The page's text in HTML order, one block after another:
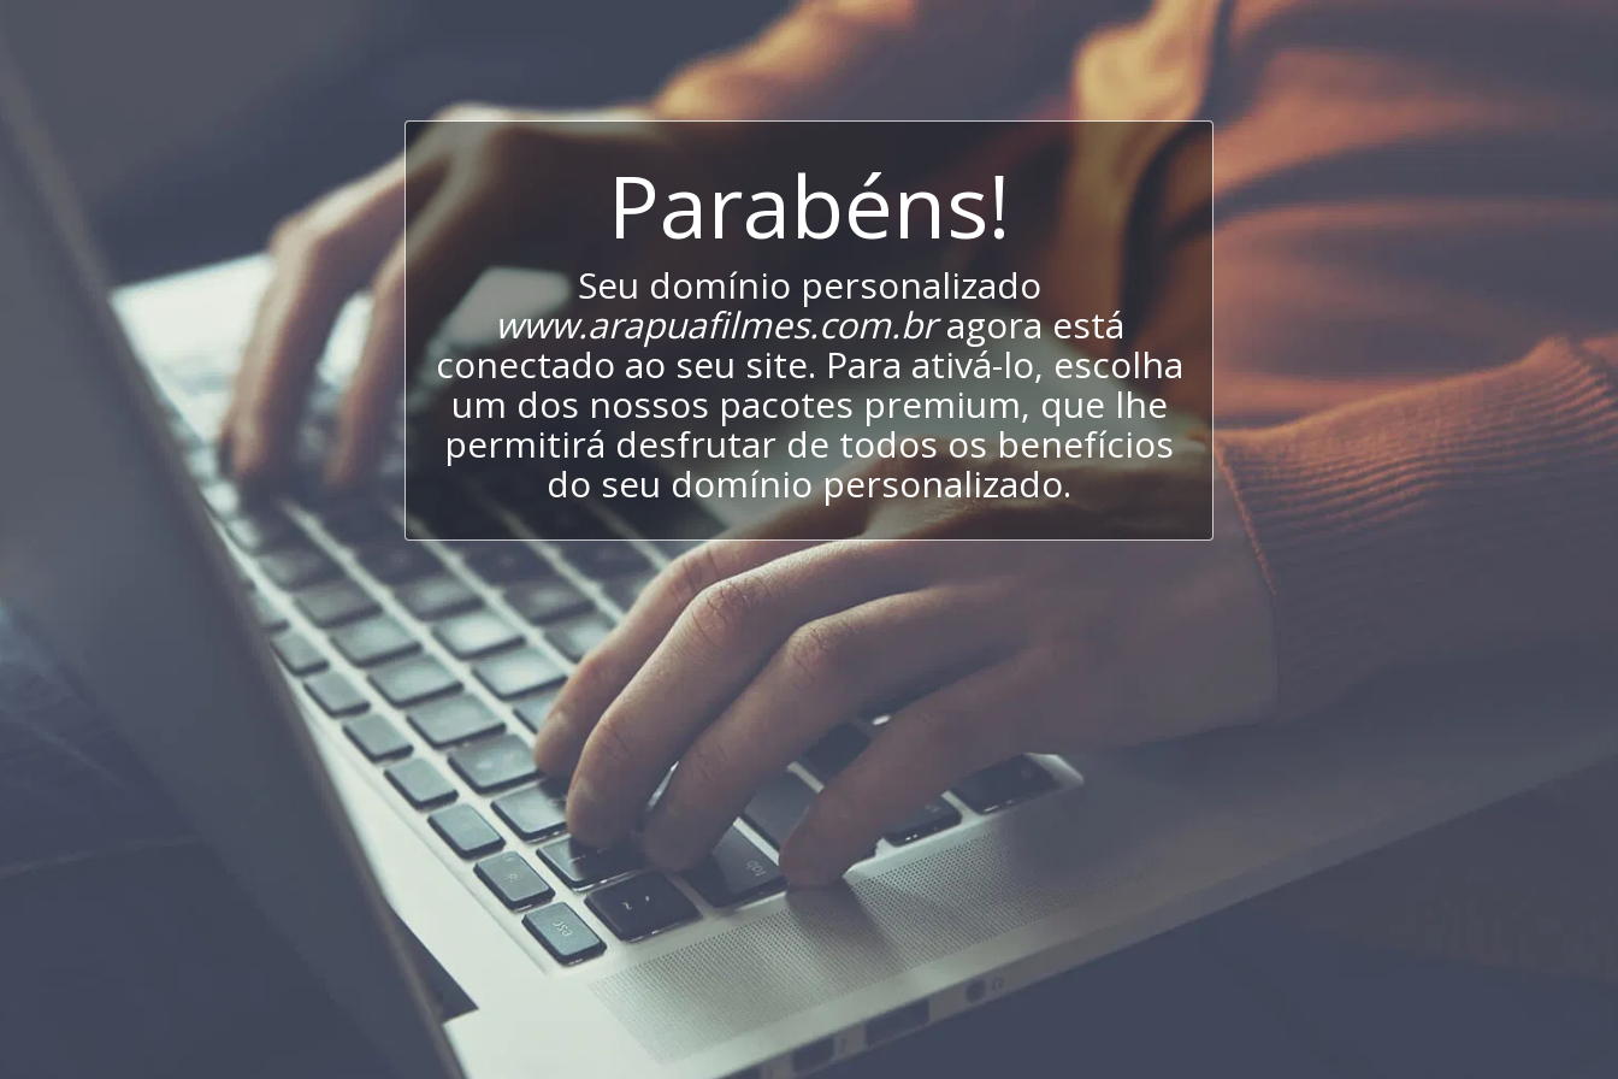
Parabéns!
Seu domínio personalizado
www.arapuafilmes.com.bragora está
conectado ao seu site. Para ativá-lo, escolha
um dos nossos pacotes premium, que lhe
permitirá desfrutar de todos os benefícios
do seu domínio personalizado.